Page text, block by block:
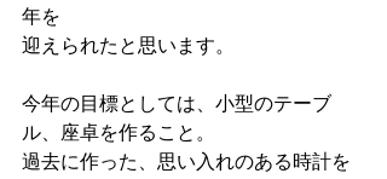
年を
迎えられたと思います。
今年の目標としては、小型のテーブ
ル、座卓を作ること。
過去に作った、思い入れのある時計を